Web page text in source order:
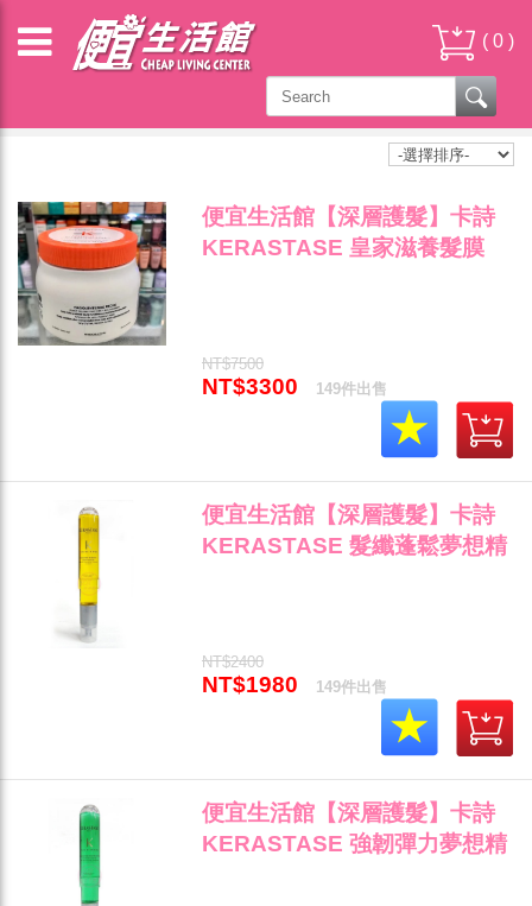
( 0 )
便宜生活館【深層護髮】卡詩
KERASTASE 皇家滋養髮膜
NT$7500
NT$3300 149件出售
便宜生活館【深層護髮】卡詩
KERASTASE 髮纖蓬鬆夢想精
NT$2400
NT$1980 149件出售
便宜生活館【深層護髮】卡詩
KERASTASE 強韌彈力夢想精